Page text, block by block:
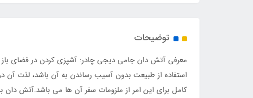
توضیحات
معرفی آتش دان جامی دیجی چادر: آشپزی کردن در فضای
استفاده از طبیعت بدون آسیب رساندن به آن باشد، لذت آن
کامل برای این امر از ملزومات سفر آن ها می باشد.آتش